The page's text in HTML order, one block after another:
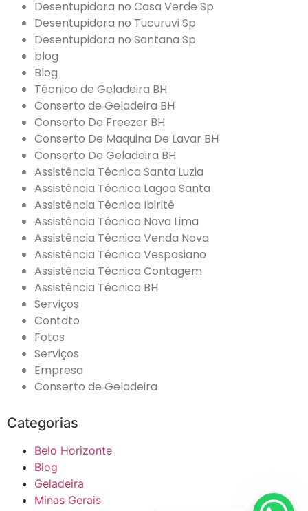
Desentupidora no Casa Verde Sp
Desentupidora no Tucuruvi Sp
Desentupidora no Santana Sp
blog
Blog
Técnico de Geladeira BH
Conserto de Geladeira BH
Conserto De Freezer BH
Conserto De Maquina De Lavar BH
Conserto De Geladeira BH
Assistência Técnica Santa Luzia
Assistência Técnica Lagoa Santa
Assistência Técnica Ibirité
Assistência Técnica Nova Lima
Assistência Técnica Venda Nova
Assistência Técnica Vespasiano
Assistência Técnica Contagem
Assistência Técnica BH
Serviços
Contato
Fotos
Serviços
Empresa
Conserto de Geladeira
Categorias
Belo Horizonte
Blog
Geladeira
Minas Gerais